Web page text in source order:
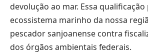
devolução ao mar. Essa
ecossistema marinho da nossa
pescador sanjoanense contra
dos órgãos ambientais federais.